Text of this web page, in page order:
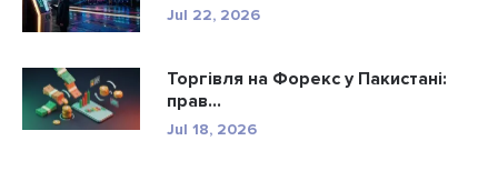
Jul 22, 2026
Торгівля на Форекс у Пакистані:
прав...
Jul 18, 2026